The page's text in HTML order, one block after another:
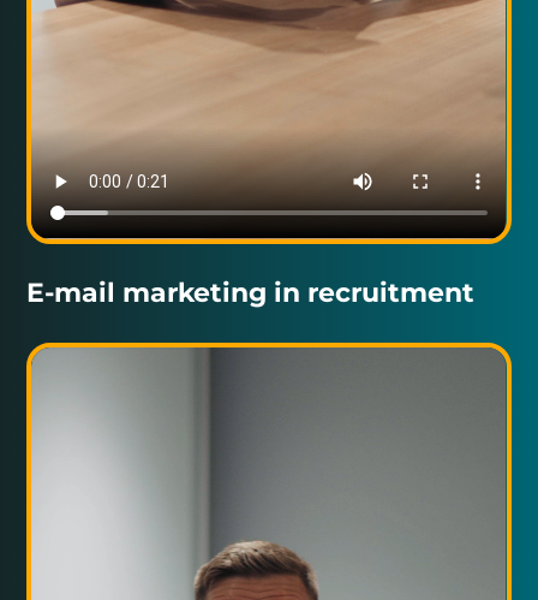
E-mail marketing in recruitment